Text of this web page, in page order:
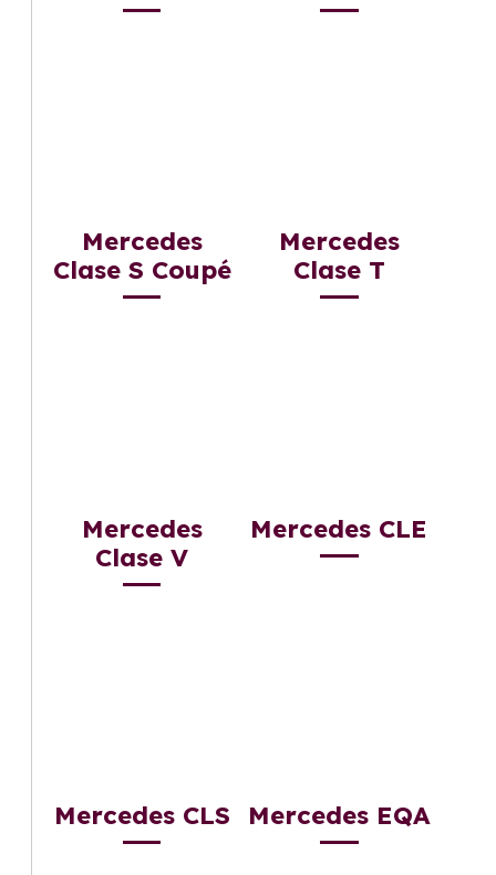
Mercedes
Clase S Coupé
Mercedes
Clase T
Mercedes
Clase V
Mercedes CLE
Mercedes CLS Mercedes EQA